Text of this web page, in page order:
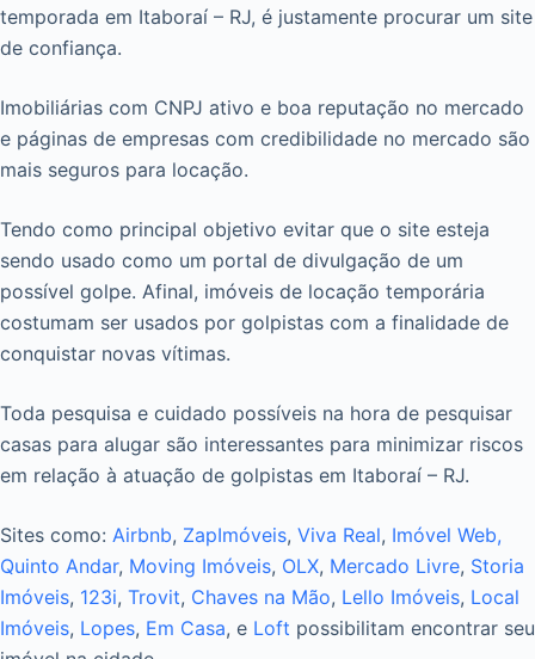
temporada em Itaboraí – RJ, é justamente procurar um site
de confiança.
Imobiliárias com CNPJ ativo e boa reputação no mercado
e páginas de empresas com credibilidade no mercado são
mais seguros para locação.
Tendo como principal objetivo evitar que o site esteja
sendo usado como um portal de divulgação de um
possível golpe. Afinal, imóveis de locação temporária
costumam ser usados por golpistas com a finalidade de
conquistar novas vítimas.
Toda pesquisa e cuidado possíveis na hora de pesquisar
casas para alugar são interessantes para minimizar riscos
em relação à atuação de golpistas em Itaboraí – RJ.
Sites como: Airbnb, ZapImóveis, Viva Real, Imóvel Web,
Quinto Andar, Moving Imóveis, OLX, Mercado Livre, Storia
Imóveis, 123i, Trovit, Chaves na Mão, Lello Imóveis, Local
Imóveis, Lopes, Em Casa, e Loft possibilitam encontrar seu